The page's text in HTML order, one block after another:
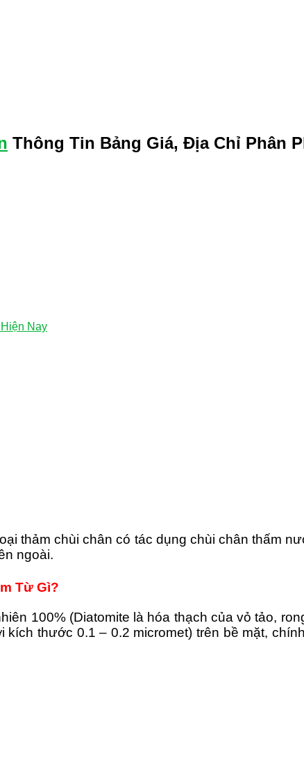
Thông Tin Bảng Giá, Địa Chỉ Phân
Nay
thảm chùi chân có tác dụng chùi chân thấm
ngoài.
Từ Gì?
100% (Diatomite là hóa thạch của vỏ tảo,
thước 0.1 – 0.2 micromet) trên bề mặt,